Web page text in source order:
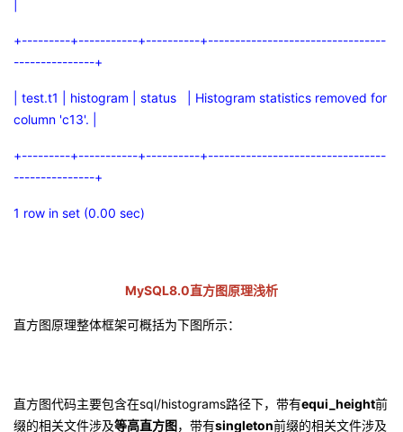
+---------+-----------+----------+---------------------------------
---------------+
| test.t1 | histogram | status | Histogram statistics removed for
column 'c13'. |
+---------+-----------+----------+---------------------------------
---------------+
1 row in set (0.00 sec)
MySQL8.0直方图原理浅析
直方图原理整体框架可概括为下图所示：
直方图代码主要包含在sql/histograms路径下，带有equi_height前
缀的相关文件涉及等高直方图，带有singleton前缀的相关文件涉及